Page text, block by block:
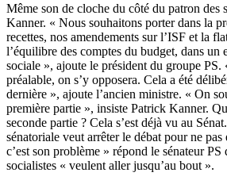
Même son de cloche du côté du patron des
Kanner. « Nous souhaitons porter dans la
recettes, nos amendements sur l’ISF et la
l’équilibre des comptes du budget, dans un
sociale », ajoute le président du groupe PS.
préalable, on s’y opposera. Cela a été
dernière », ajoute l’ancien ministre. « On
première partie », insiste Patrick Kanner.
seconde partie ? Cela s’est déjà vu au Sénat
sénatoriale veut arrêter le débat pour ne pas
c’est son problème » répond le sénateur
socialistes « veulent aller jusqu’au bout ».